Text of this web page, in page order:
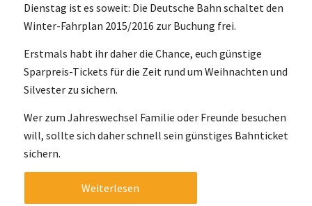
Dienstag ist es soweit: Die Deutsche Bahn schaltet den
Winter-Fahrplan 2015/2016 zur Buchung frei.
Erstmals habt ihr daher die Chance, euch günstige
Sparpreis-Tickets für die Zeit rund um Weihnachten und
Silvester zu sichern.
Wer zum Jahreswechsel Familie oder Freunde besuchen
will, sollte sich daher schnell sein günstiges Bahnticket
sichern.
Weiterlesen